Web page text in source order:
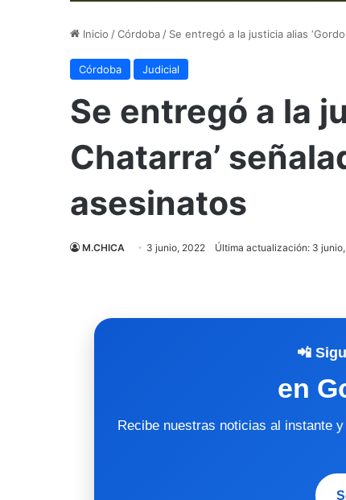
Inicio /Córdoba / Se entregó a la justicia alias
Córdoba Judicial
Se entregó a la
Chatarra’
asesinatos
M.CHICA 3 junio, 2022 Última actualización: 3
📲
en
Recibe nuestras noticias al instante